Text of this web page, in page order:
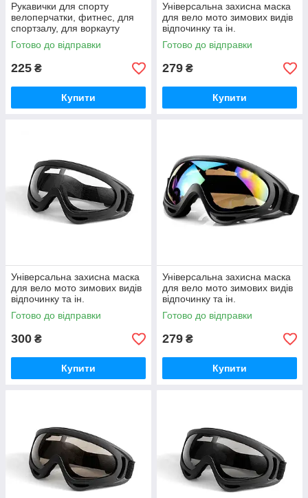
Рукавички для спорту
велоперчатки, фитнес, для
спортзалу, для воркауту
Готово до відправки
225 ₴
Купити
Універсальна захисна маска
для вело мото зимових видів
відпочинку та ін.
Готово до відправки
279 ₴
Купити
Універсальна захисна маска
для вело мото зимових видів
відпочинку та ін.
Готово до відправки
300 ₴
Купити
Універсальна захисна маска
для вело мото зимових видів
відпочинку та ін.
Готово до відправки
279 ₴
Купити